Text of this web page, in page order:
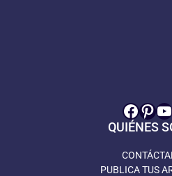
QUIÉNES
PUBLICA TUS